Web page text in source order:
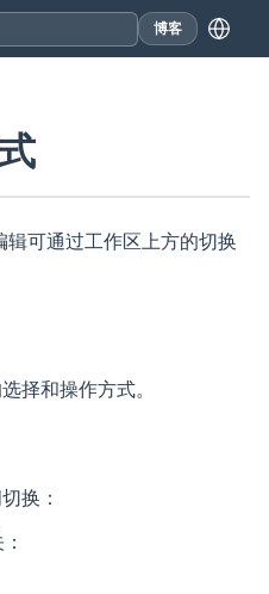
博客
可通过工作区上方的切换
择和操作方式。
换：